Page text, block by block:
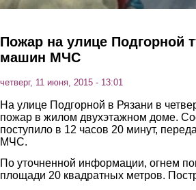
Пожар на улице Подгорной
машин МЧС
четверг, 11 июня, 2015 - 13:01
На улице Подгорной в Рязани в
пожар в жилом двухэтажном доме.
поступило в 12 часов 20 минут,
МЧС.
По уточненной информации, огнем
площади 20 квадратных метров.